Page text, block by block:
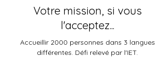
20 mars 2025
Votre mission, si vous